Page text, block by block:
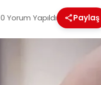
0 Yorum Yapıldı Paylaş